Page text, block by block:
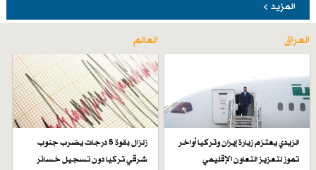
المزيد
العراق
الزيدي يعتزم زيارة إيران وتركيا أواخر
تموز لتعزيز التعاون الإقليمي
العالم
زلزال بقوة 5 درجات يضرب جنوب
شرقي تركيا دون تسجيل خسائر